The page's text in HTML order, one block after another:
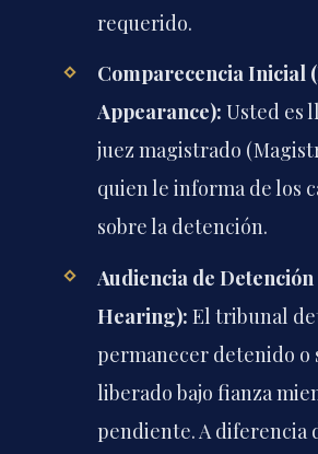
requerido.
Comparecencia Inicial
Appearance): Usted es
juez magistrado
quien le informa de los
sobre la detención.
Audiencia de
Hearing): El tribunal
permanecer detenido o
liberado bajo fianza
pendiente. A diferencia